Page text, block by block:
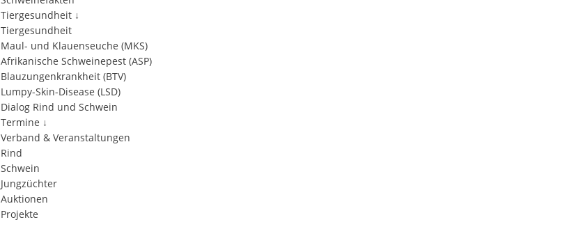
Tiergesundheit ↓
Tiergesundheit
Maul- und Klauenseuche (MKS)
Afrikanische Schweinepest (ASP)
Blauzungenkrankheit (BTV)
Lumpy-Skin-Disease (LSD)
Dialog Rind und Schwein
Termine ↓
Verband & Veranstaltungen
Rind
Schwein
Jungzüchter
Auktionen
Projekte